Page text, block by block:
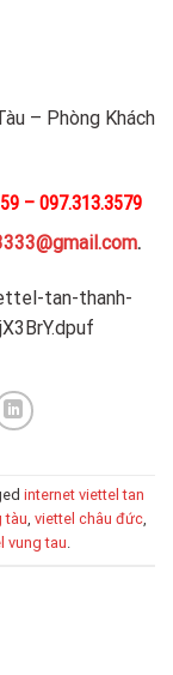
– Phòng Khách
– 097.313.3579
.
tan-thanh-
internet viettel tan
tàu, viettel châu đức,
vung tau.